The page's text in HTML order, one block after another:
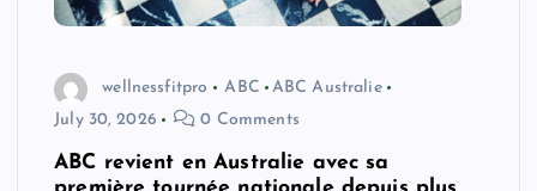
wellnessfitpro ABC
ABC Australie
July 30, 2026
0 Comments
ABC revient en Australie avec sa